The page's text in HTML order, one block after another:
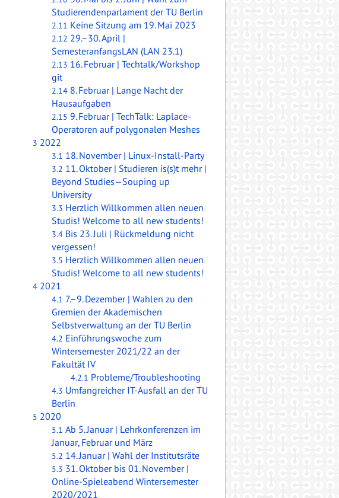
Studierendenparlament der TU Berlin
2.11 Keine Sitzung am 19. Mai 2023
2.12 29.–30. April |
SemesteranfangsLAN (LAN 23.1)
2.13 16. Februar | Techtalk/Workshop
git
2.14 8. Februar | Lange Nacht der
Hausaufgaben
2.15 9. Februar | TechTalk: Laplace-
Operatoren auf polygonalen Meshes
3 2022
3.1 18. November | Linux-Install-Party
3.2 11. Oktober | Studieren is(s)t mehr |
Beyond Studies—Souping up
University
3.3 Herzlich Willkommen allen neuen
Studis! Welcome to all new students!
3.4 Bis 23. Juli | Rückmeldung nicht
vergessen!
3.5 Herzlich Willkommen allen neuen
Studis! Welcome to all new students!
4 2021
4.1 7.–9. Dezember | Wahlen zu den
Gremien der Akademischen
Selbstverwaltung an der TU Berlin
4.2 Einführungswoche zum
Wintersemester 2021/22 an der
Fakultät IV
4.2.1 Probleme/Troubleshooting
4.3 Umfangreicher IT-Ausfall an der TU
Berlin
5 2020
5.1 Ab 5. Januar | Lehrkonferenzen im
Januar, Februar und März
5.2 14. Januar | Wahl der Institutsräte
5.3 31. Oktober bis 01. November |
Online-Spieleabend Wintersemester
2020/2021